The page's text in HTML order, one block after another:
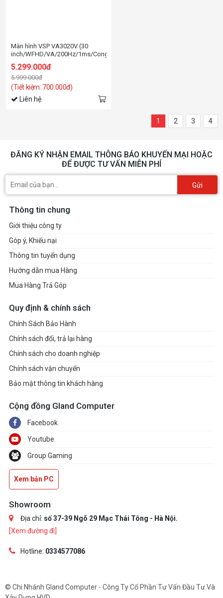
Màn hình VSP VA3020V (30
inch/WFHD/VA/200Hz/1ms/Cong)
5.299.000đ
5.999.000đ
(Tiết kiệm: 700.000đ)
Liên hệ
1 2 3 4
ĐĂNG KÝ NHẬN EMAIL THÔNG BÁO KHUYẾN MẠI HOẶC
ĐỂ ĐƯỢC TƯ VẤN MIỄN PHÍ
Gửi
Thông tin chung
Giới thiệu công ty
Góp ý, Khiếu nại
Thông tin tuyển dụng
Hướng dẫn mua Hàng
Mua Hàng Trả Góp
Quy định & chính sách
Chính Sách Bảo Hành
Chính sách đổi, trả lại hàng
Chính sách cho doanh nghiệp
Chính sách vận chuyển
Bảo mật thông tin khách hàng
Cộng đồng Gland Computer
Facebook
Youtube
Group Gaming
Xem bản PC
Showroom
Địa chỉ: số 37-39 Ngõ 29 Mạc Thái Tông - Hà Nội.
[Xem đường đi]
Hotline: 0334577086
© Chi Nhánh Gland Computer - Công Ty Cổ Phần Tư Vấn Đầu Tư Và